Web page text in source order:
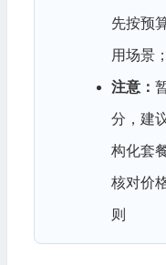
先按预
用场景
注意：
分，建
构化套
核对价
则